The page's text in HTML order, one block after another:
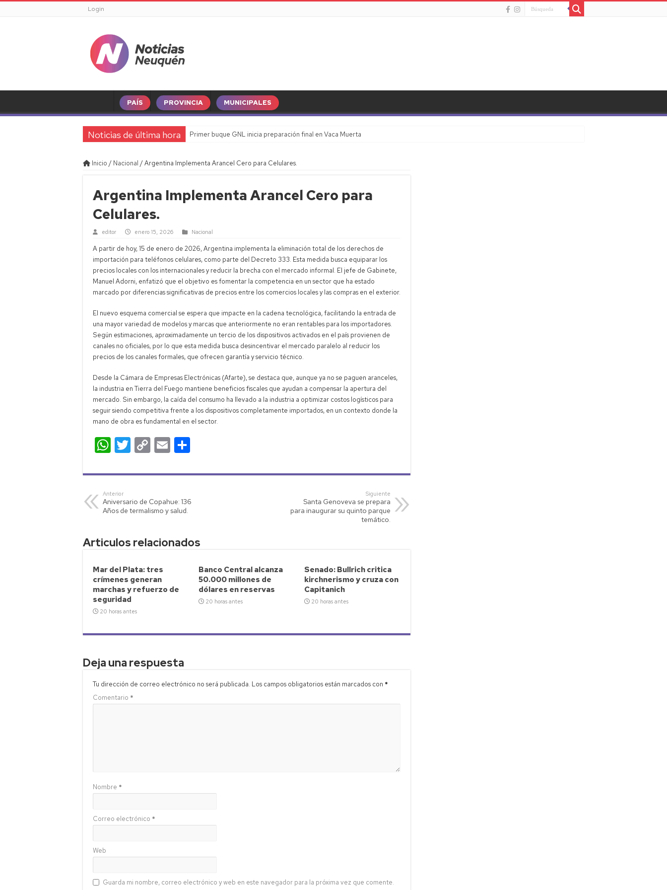
Login
PAÍS PROVINCIA MUNICIPALES
Noticias de última hora Primer buque GNL inicia preparación final en Vaca Muerta
Inicio / Nacional /Argentina Implementa Arancel Cero para Celulares.
Argentina Implementa Arancel Cero para
Celulares.
editor enero 15, 2026 Nacional
A partir de hoy, 15 de enero de 2026, Argentina implementa la eliminación total de los derechos de
importación para teléfonos celulares, como parte del Decreto 333. Esta medida busca equiparar los
precios locales con los internacionales y reducir la brecha con el mercado informal. El jefe de Gabinete,
Manuel Adorni, enfatizó que el objetivo es fomentar la competencia en un sector que ha estado
marcado por diferencias significativas de precios entre los comercios locales y las compras en el exterior.
El nuevo esquema comercial se espera que impacte en la cadena tecnológica, facilitando la entrada de
una mayor variedad de modelos y marcas que anteriormente no eran rentables para los importadores.
Según estimaciones, aproximadamente un tercio de los dispositivos activados en el país provienen de
canales no oficiales, por lo que esta medida busca desincentivar el mercado paralelo al reducir los
precios de los canales formales, que ofrecen garantía y servicio técnico.
Desde la Cámara de Empresas Electrónicas (Afarte), se destaca que, aunque ya no se paguen aranceles,
la industria en Tierra del Fuego mantiene beneficios fiscales que ayudan a compensar la apertura del
mercado. Sin embargo, la caída del consumo ha llevado a la industria a optimizar costos logísticos para
seguir siendo competitiva frente a los dispositivos completamente importados, en un contexto donde la
mano de obra es fundamental en el sector.
W
h
at
s
A
p
T
wi
tt
C
o
p
Li
E
m
ail m
ar
Anterior
Aniversario de Copahue: 136
Años de termalismo y salud.
Siguiente
Santa Genoveva se prepara
para inaugurar su quinto parque
temático.
Articulos relacionados
Mar del Plata: tres
crímenes generan
marchas y refuerzo de
seguridad
20 horas antes
Banco Central alcanza
50.000 millones de
dólares en reservas
20 horas antes
Senado: Bullrich critica
kirchnerismo y cruza con
Capitanich
20 horas antes
Deja una respuesta
Tu dirección de correo electrónico no será publicada. Los campos obligatorios están marcados con *
Comentario *
Nombre *
Correo electrónico *
Web
Guarda mi nombre, correo electrónico y web en este navegador para la próxima vez que comente.